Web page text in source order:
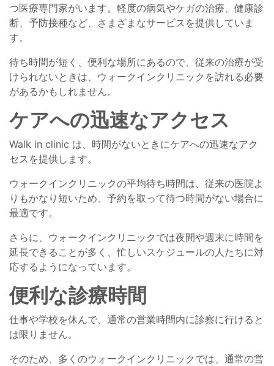
つ医療専門家がいます。軽度の病気やケガの治療、健康診
断、予防接種など、さまざまなサービスを提供していま
す。
待ち時間が短く、便利な場所にあるので、従来の治療が受
けられないときは、ウォークインクリニックを訪れる必要
があるかもしれません。
ケアへの迅速なアクセス
Walk in clinic は、時間がないときにケアへの迅速なアク
セスを提供します。
ウォークインクリニックの平均待ち時間は、従来の医院よ
りもかなり短いため、予約を取って待つ時間がない場合に
最適です。
さらに、ウォークインクリニックでは夜間や週末に時間を
延長できることが多く、忙しいスケジュールの人たちに対
応するようになっています。
便利な診療時間
仕事や学校を休んで、通常の営業時間内に診察に行けると
は限りません。
そのため、多くのウォークインクリニックでは、通常の営